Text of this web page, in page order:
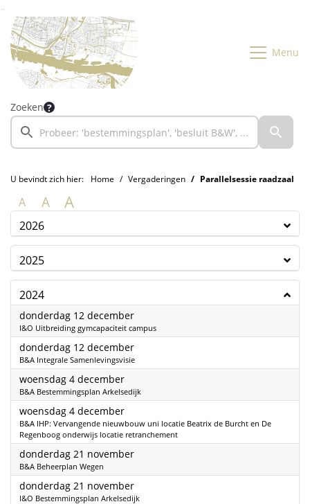
Ga naar de inhoud van deze pagina
Ga naar het zoeken
Ga naar het menu
Menu
Zoeken
U bevindt zich hier: Home Vergaderingen Parallelsessie raadzaal
A A A
2026
2025
2024
donderdag 12 december2024
I&O Uitbreiding gymcapaciteit campus
donderdag 12 december2024
B&A Integrale Samenlevingsvisie
woensdag 4 december2024
B&A Bestemmingsplan Arkelsedijk
woensdag 4 december2024
B&A IHP: Vervangende nieuwbouw uni locatie Beatrix de Burcht en De
Regenboog onderwijs locatie retranchement
donderdag 21 november2024
B&A Beheerplan Wegen
donderdag 21 november2024
I&O Bestemmingsplan Arkelsedijk